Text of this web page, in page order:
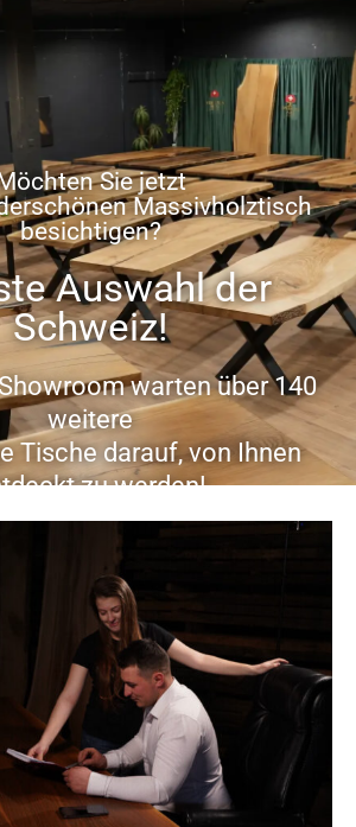
Sie jetzt
Massivholztisch
besichtigen?
Auswahl der
Schweiz!
warten über 140
weitere
Tische darauf, von Ihnen
zu werden!
Termin vereinbaren ...
Öffnungszeiten:
Montag bis Samstag
von 9 – 19 Uhr
möglich auf Voranmeldung